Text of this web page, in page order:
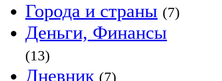
Города и страны (7)
Деньги, Финансы
(13)
Дневник (7)